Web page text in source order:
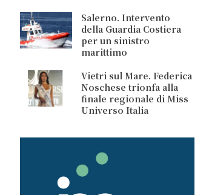
Salerno. Intervento
della Guardia Costiera
per un sinistro
marittimo
Vietri sul Mare. Federica
Noschese trionfa alla
finale regionale di Miss
Universo Italia